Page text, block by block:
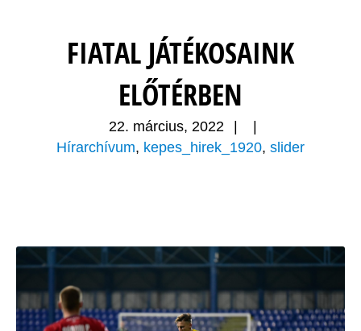
FIATAL JÁTÉKOSAINK
ELŐTÉRBEN
22. március, 2022
Hírarchívum, kepes_hirek_1920, slider